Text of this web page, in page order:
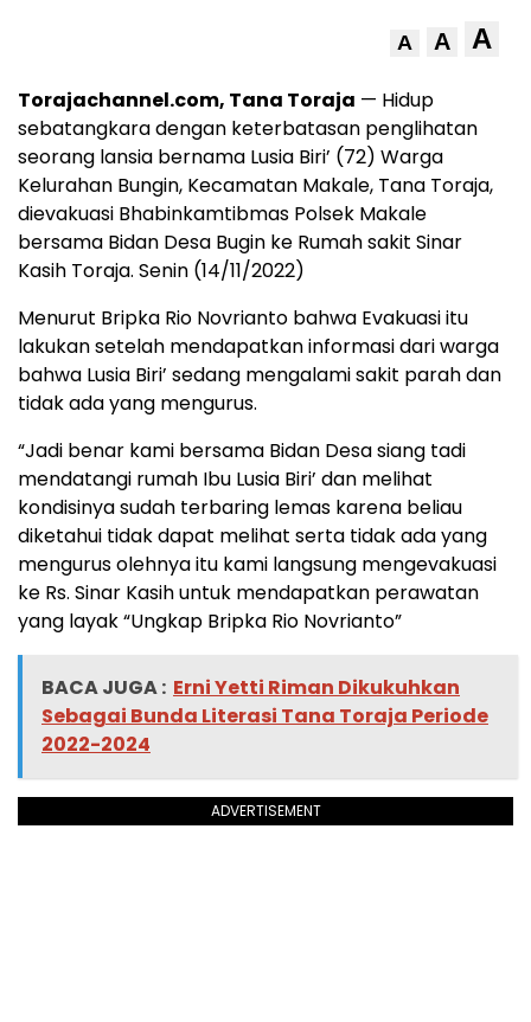
A A A
Torajachannel.com, Tana Toraja — Hidup
sebatangkara dengan keterbatasan penglihatan
seorang lansia bernama Lusia Biri’ (72) Warga
Kelurahan Bungin, Kecamatan Makale, Tana Toraja,
dievakuasi Bhabinkamtibmas Polsek Makale
bersama Bidan Desa Bugin ke Rumah sakit Sinar
Kasih Toraja. Senin (14/11/2022)
Menurut Bripka Rio Novrianto bahwa Evakuasi itu
lakukan setelah mendapatkan informasi dari warga
bahwa Lusia Biri’ sedang mengalami sakit parah dan
tidak ada yang mengurus.
“Jadi benar kami bersama Bidan Desa siang tadi
mendatangi rumah Ibu Lusia Biri’ dan melihat
kondisinya sudah terbaring lemas karena beliau
diketahui tidak dapat melihat serta tidak ada yang
mengurus olehnya itu kami langsung mengevakuasi
ke Rs. Sinar Kasih untuk mendapatkan perawatan
yang layak “Ungkap Bripka Rio Novrianto”
BACA JUGA : Erni Yetti Riman Dikukuhkan
Sebagai Bunda Literasi Tana Toraja Periode
2022-2024
ADVERTISEMENT